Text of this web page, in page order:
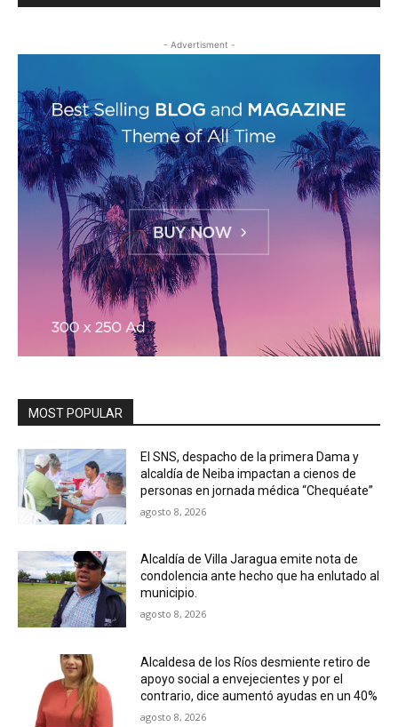
- Advertisment -
MOST POPULAR
El SNS, despacho de la primera Dama y
alcaldía de Neiba impactan a cienos de
personas en jornada médica “Chequéate”
agosto 8, 2026
Alcaldía de Villa Jaragua emite nota de
condolencia ante hecho que ha enlutado al
municipio.
agosto 8, 2026
Alcaldesa de los Ríos desmiente retiro de
apoyo social a envejecientes y por el
contrario, dice aumentó ayudas en un 40%
agosto 8, 2026